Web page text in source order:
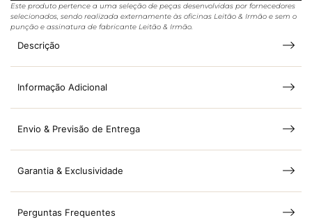
Este produto pertence a uma seleção de peças desenvolvidas por fornecedores
selecionados, sendo realizada externamente às oficinas Leitão & Irmão e sem o
punção e assinatura de fabricante Leitão & Irmão.
Descrição
Informação Adicional
Envio & Previsão de Entrega
Garantia & Exclusividade
Perguntas Frequentes